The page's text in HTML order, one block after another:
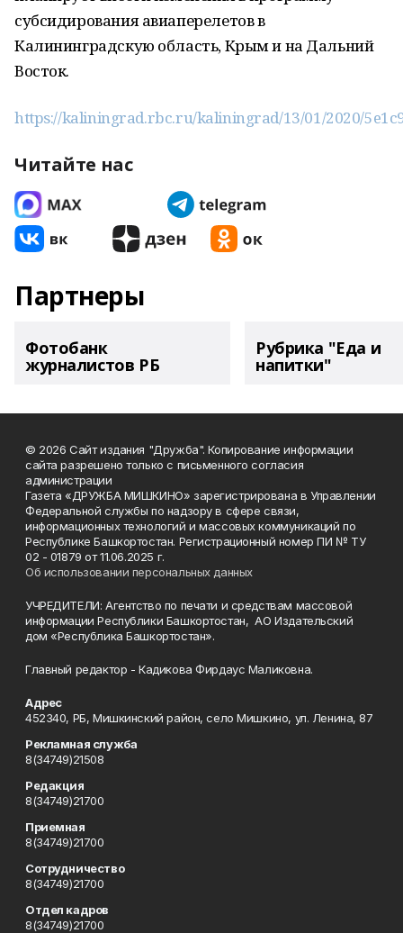
субсидирования авиаперелетов в
Калининградскую область, Крым и на Дальний
Восток.
https://kaliningrad.rbc.ru/kaliningrad/13/01/2020/
Читайте нас
Партнеры
Фотобанк
журналистов РБ
Рубрика "Еда и
напитки"
© 2026 Сайт издания "Дружба". Копирование информации
сайта разрешено только с письменного согласия
администрации
Газета «ДРУЖБА МИШКИНО» зарегистрирована в Управлении
Федеральной службы по надзору в сфере связи,
информационных технологий и массовых коммуникаций по
Республике Башкортостан. Регистрационный номер ПИ № ТУ
02 - 01879 от 11.06.2025 г.
Об использовании персональных данных
УЧРЕДИТЕЛИ: Агентство по печати и средствам массовой
информации Республики Башкортостан, АО Издательский
дом «Республика Башкортостан».
Главный редактор - Кадикова Фирдаус Маликовна.
Адрес
452340, РБ, Мишкинский район, село Мишкино, ул. Ленина, 87
Рекламная служба
8(34749)21508
Редакция
8(34749)21700
Приемная
8(34749)21700
Сотрудничество
8(34749)21700
Отдел кадров
8(34749)21700